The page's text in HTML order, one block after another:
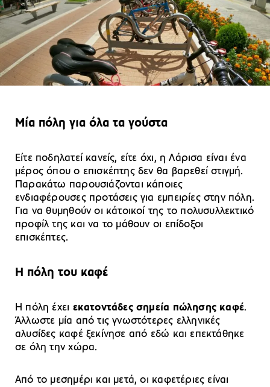
Μία πόλη για όλα τα γούστα
Είτε ποδηλατεί κανείς, είτε όχι, η Λάρισα είναι ένα
μέρος όπου ο επισκέπτης δεν θα βαρεθεί στιγμή.
Παρακάτω παρουσιάζονται κάποιες
ενδιαφέρουσες προτάσεις για εμπειρίες στην πόλη.
Για να θυμηθούν οι κάτοικοί της το πολυσυλλεκτικό
προφίλ της και να το μάθουν οι επίδοξοι
επισκέπτες.
Η πόλη του καφέ
Η πόλη έχει εκατοντάδες σημεία πώλησης καφέ.
Άλλωστε μία από τις γνωστότερες ελληνικές
αλυσίδες καφέ ξεκίνησε από εδώ και επεκτάθηκε
σε όλη την χώρα.
Από το μεσημέρι και μετά, οι καφετέριες είναι